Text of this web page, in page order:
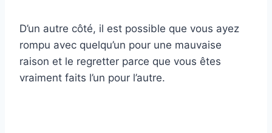
D’un autre côté, il est possible que vous ayez
rompu avec quelqu’un pour une mauvaise
raison et le regretter parce que vous êtes
vraiment faits l’un pour l’autre.